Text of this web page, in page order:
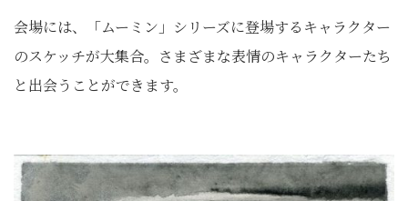
会場には、「ムーミン」シリーズに登場するキャラクター
のスケッチが大集合。さまざまな表情のキャラクターたち
と出会うことができます。